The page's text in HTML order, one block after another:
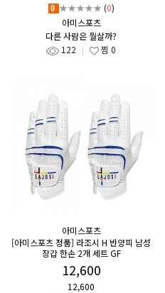
0 ★★★★★ (0)
아미스포츠
다른 사람은 뭘살까?
122
찜 0
아미스포츠
[아미스포츠 정품] 라조시 H 반양피 남성
장갑 한손 2개 세트 GF
12,600
12,600